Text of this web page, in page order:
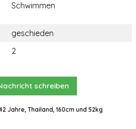
Schwimmen
geschieden
2
schreiben
Jahre, Thailand, 160cm und 52kg